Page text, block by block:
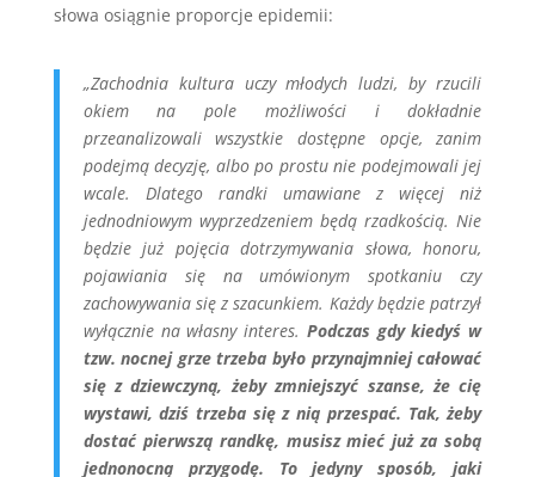
słowa osiągnie proporcje epidemii:
„Zachodnia kultura uczy młodych ludzi, by rzucili
okiem na pole możliwości i dokładnie
przeanalizowali wszystkie dostępne opcje, zanim
podejmą decyzję, albo po prostu nie podejmowali jej
wcale. Dlatego randki umawiane z więcej niż
jednodniowym wyprzedzeniem będą rzadkością. Nie
będzie już pojęcia dotrzymywania słowa, honoru,
pojawiania się na umówionym spotkaniu czy
zachowywania się z szacunkiem. Każdy będzie patrzył
wyłącznie na własny interes. Podczas gdy kiedyś w
tzw. nocnej grze trzeba było przynajmniej całować
się z dziewczyną, żeby zmniejszyć szanse, że cię
wystawi, dziś trzeba się z nią przespać. Tak, żeby
dostać pierwszą randkę, musisz mieć już za sobą
jednonocną przygodę. To jedyny sposób, jaki